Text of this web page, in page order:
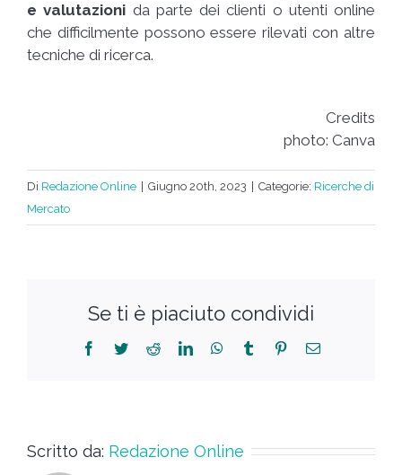
e valutazioni da parte dei clienti o utenti online
che difficilmente possono essere rilevati con altre
tecniche di ricerca.
Credits
photo: Canva
Di Redazione Online Giugno 20th, 2023 Categorie: Ricerche di
Mercato
Se ti è piaciuto condividi
Scritto da: Redazione Online